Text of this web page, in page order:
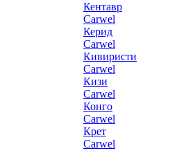
Кентавр
Carwel
Керид
Carwel
Кивиристи
Carwel
Кизи
Carwel
Конго
Carwel
Крет
Carwel